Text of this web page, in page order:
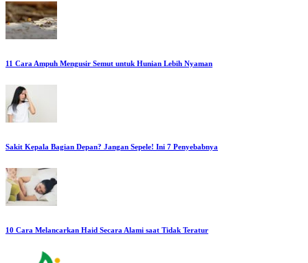
11 Cara Ampuh Mengusir Semut untuk Hunian Lebih Nyaman
Sakit Kepala Bagian Depan? Jangan Sepele! Ini 7 Penyebabnya
10 Cara Melancarkan Haid Secara Alami saat Tidak Teratur